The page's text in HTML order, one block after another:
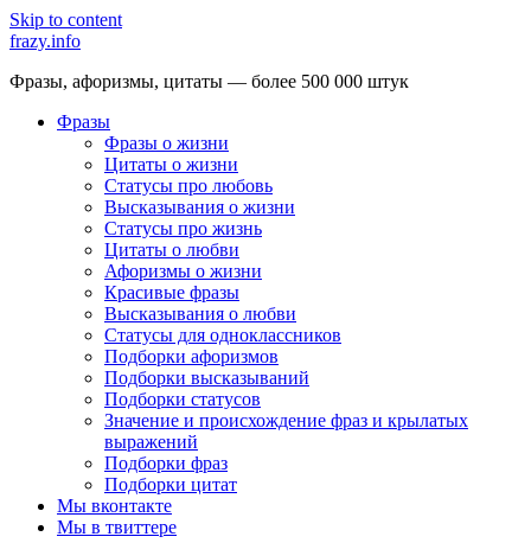
Skip to content
frazy.info
Фразы, афоризмы, цитаты — более 500 000 штук
Фразы
Фразы о жизни
Цитаты о жизни
Статусы про любовь
Высказывания о жизни
Статусы про жизнь
Цитаты о любви
Афоризмы о жизни
Красивые фразы
Высказывания о любви
Статусы для одноклассников
Подборки афоризмов
Подборки высказываний
Подборки статусов
Значение и происхождение фраз и крылатых
выражений
Подборки фраз
Подборки цитат
Мы вконтакте
Мы в твиттере